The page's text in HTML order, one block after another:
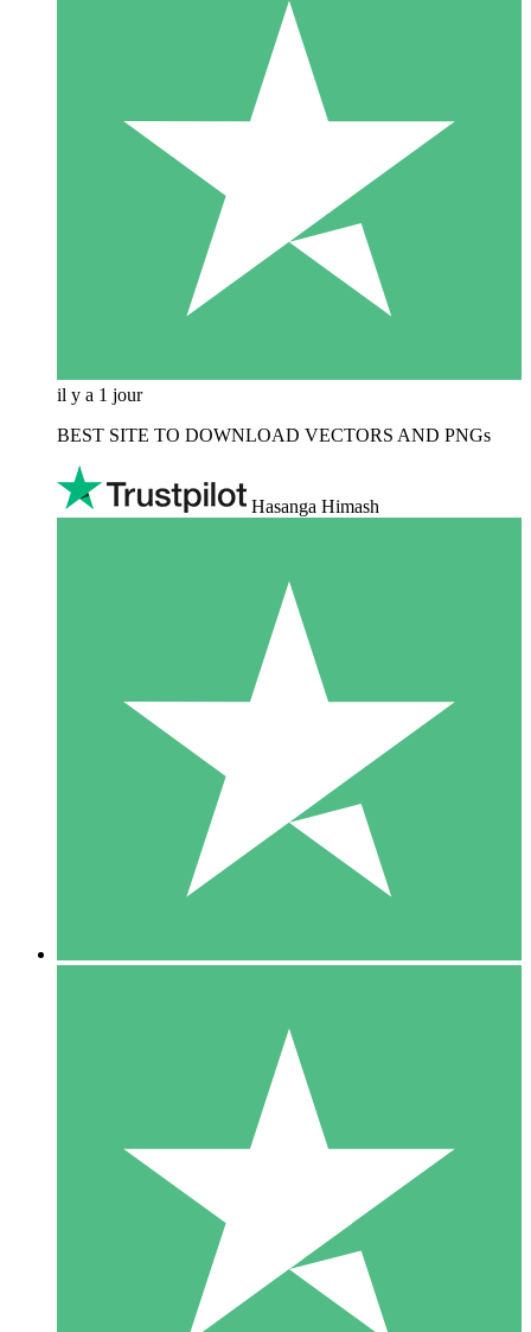
il y a 1 jour
BEST SITE TO DOWNLOAD VECTORS AND PNGs
Hasanga Himash